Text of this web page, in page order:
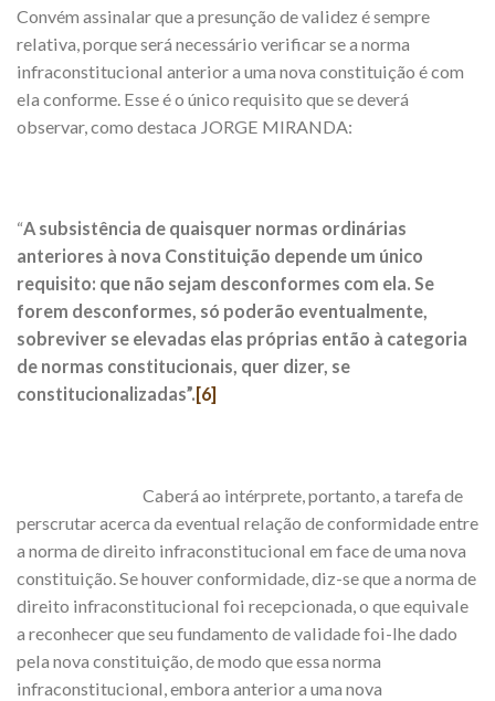
Convém assinalar que a presunção de validez é sempre
relativa, porque será necessário verificar se a norma
infraconstitucional anterior a uma nova constituição é com
ela conforme. Esse é o único requisito que se deverá
observar, como destaca JORGE MIRANDA:
“A subsistência de quaisquer normas ordinárias
anteriores à nova Constituição depende um único
requisito: que não sejam desconformes com ela. Se
forem desconformes, só poderão eventualmente,
sobreviver se elevadas elas próprias então à categoria
de normas constitucionais, quer dizer, se
constitucionalizadas”.[6]
Caberá ao intérprete, portanto, a tarefa de
perscrutar acerca da eventual relação de conformidade entre
a norma de direito infraconstitucional em face de uma nova
constituição. Se houver conformidade, diz-se que a norma de
direito infraconstitucional foi recepcionada, o que equivale
a reconhecer que seu fundamento de validade foi-lhe dado
pela nova constituição, de modo que essa norma
infraconstitucional, embora anterior a uma nova